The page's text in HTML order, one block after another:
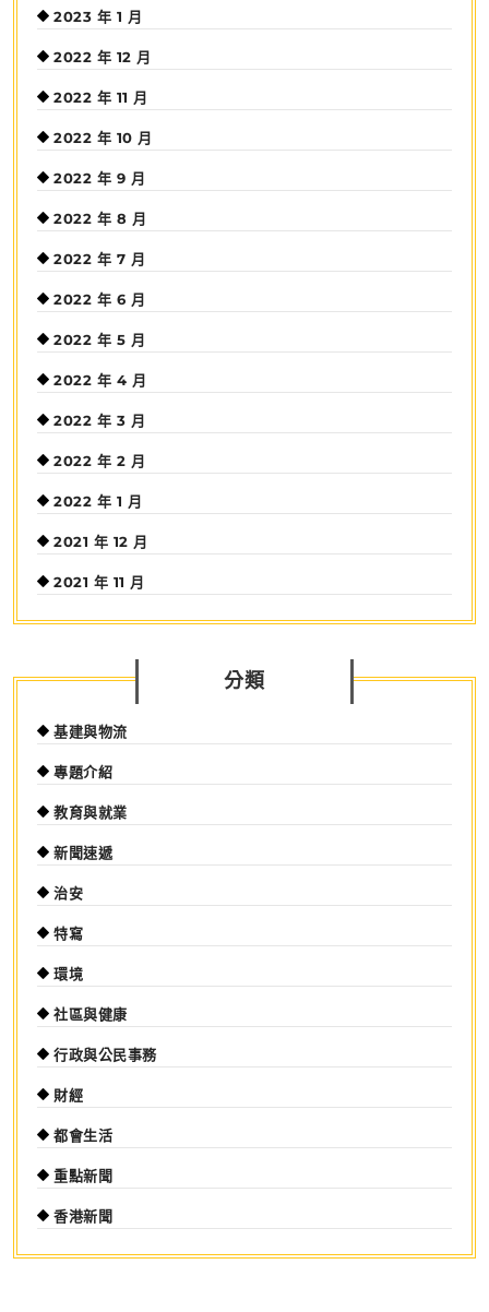
2023 年 1 月
2022 年 12 月
2022 年 11 月
2022 年 10 月
2022 年 9 月
2022 年 8 月
2022 年 7 月
2022 年 6 月
2022 年 5 月
2022 年 4 月
2022 年 3 月
2022 年 2 月
2022 年 1 月
2021 年 12 月
2021 年 11 月
分類
基建與物流
專題介紹
教育與就業
新聞速遞
治安
特寫
環境
社區與健康
行政與公民事務
財經
都會生活
重點新聞
香港新聞